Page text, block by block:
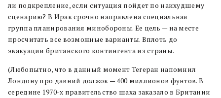
ли подкрепление, если ситуация пойдет по наихудшему
сценарию? В Ирак срочно направлена специальная
группа планирования минобороны. Ее цель — на месте
просчитать все возможные варианты. Вплоть до
эвакуации британского контингента из страны.
(Любопытно, что в данный момент Тегеран напомнил
Лондону про давний должок — 400 миллионов фунтов. В
середине 1970-х правительство шаха заказало в Британии